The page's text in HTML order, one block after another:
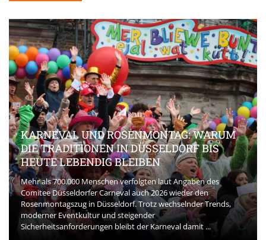
KARNEVAL UND ROSENMONTAG: WARUM
DIE TRADITIONEN IN DÜSSELDORF BIS
HEUTE LEBENDIG BLEIBEN
Mehr als 700.000 Menschen verfolgten laut Angaben des
Comitee Düsseldorfer Carneval auch 2026 wieder den
Rosenmontagszug in Düsseldorf. Trotz wechselnder Trends,
moderner Eventkultur und steigender
Sicherheitsanforderungen bleibt der Karneval damit ...